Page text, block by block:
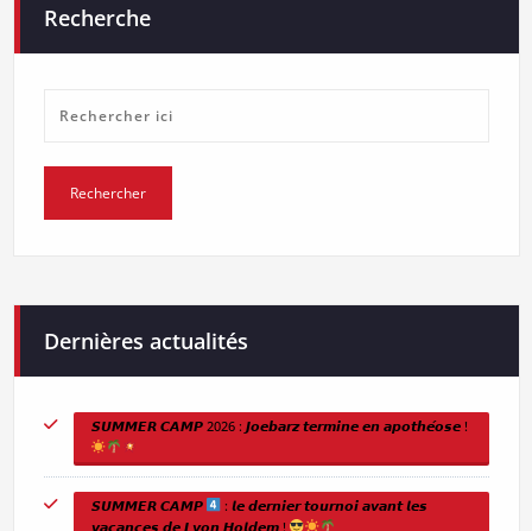
Recherche
Dernières actualités
𝙎𝙐𝙈𝙈𝙀𝙍 𝘾𝘼𝙈𝙋 2026 : 𝙅𝙤𝙚𝙗𝙖𝙧𝙯 𝙩𝙚𝙧𝙢𝙞𝙣𝙚 𝙚𝙣 𝙖𝙥𝙤𝙩𝙝𝙚́𝙤𝙨𝙚 !
𝙎𝙐𝙈𝙈𝙀𝙍 𝘾𝘼𝙈𝙋
: 𝙡𝙚 𝙙𝙚𝙧𝙣𝙞𝙚𝙧 𝙩𝙤𝙪𝙧𝙣𝙤𝙞 𝙖𝙫𝙖𝙣𝙩 𝙡𝙚𝙨
𝙫𝙖𝙘𝙖𝙣𝙘𝙚𝙨 𝙙𝙚 𝙇𝙮𝙤𝙣 𝙃𝙤𝙡𝙙𝙚𝙢 !